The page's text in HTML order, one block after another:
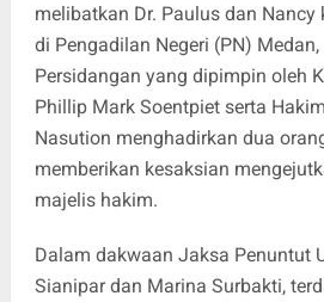
melibatkan Dr. Paulus dan
di Pengadilan Negeri (PN)
Persidangan yang dipimpin oleh
Phillip Mark Soentpiet serta
Nasution menghadirkan dua
memberikan kesaksian
majelis hakim.
Dalam dakwaan Jaksa Penuntut
Sianipar dan Marina Surbakti,